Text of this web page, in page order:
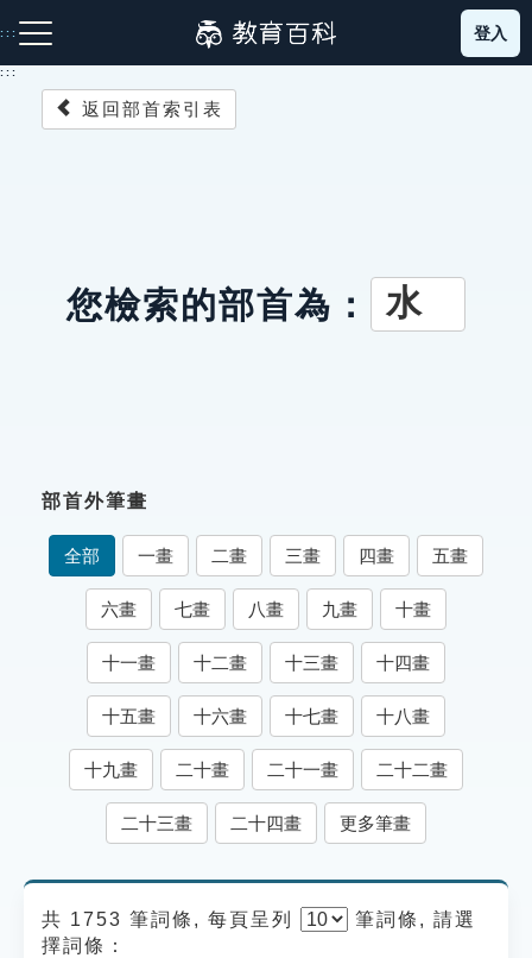
到
主
:::
成語故事
索引選單
知識索引
單字索引
生命大百科索引
遊戲專區
貓頭鷹博士
登入
:::
返回部首索引表
您檢索的部首為： 水
部首外筆畫
全部 一畫 二畫 三畫 四畫 五畫
六畫 七畫 八畫 九畫 十畫
十一畫 十二畫 十三畫 十四畫
十五畫 十六畫 十七畫 十八畫
十九畫 二十畫 二十一畫 二十二畫
二十三畫 二十四畫 更多筆畫
共 1753 筆詞條, 每頁呈列 筆詞條, 請選
擇詞條：